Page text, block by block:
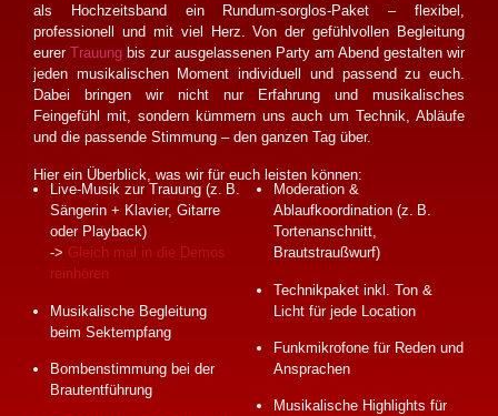
als Hochzeitsband ein Rundum-sorglos-Paket – flexibel,
professionell und mit viel Herz. Von der gefühlvollen Begleitung
eurer Trauung bis zur ausgelassenen Party am Abend gestalten wir
jeden musikalischen Moment individuell und passend zu euch.
Dabei bringen wir nicht nur Erfahrung und musikalisches
Feingefühl mit, sondern kümmern uns auch um Technik, Abläufe
und die passende Stimmung – den ganzen Tag über.
Hier ein Überblick, was wir für euch leisten können:
Live-Musik zur Trauung (z. B.
Sängerin + Klavier, Gitarre
oder Playback)
-> Gleich mal in die Demos
reinhören
Musikalische Begleitung
beim Sektempfang
Bombenstimmung bei der
Brautentführung
Moderation &
Ablaufkoordination (z. B.
Tortenanschnitt,
Brautstraußwurf)
Technikpaket inkl. Ton &
Licht für jede Location
Funkmikrofone für Reden und
Ansprachen
Musikalische Highlights für